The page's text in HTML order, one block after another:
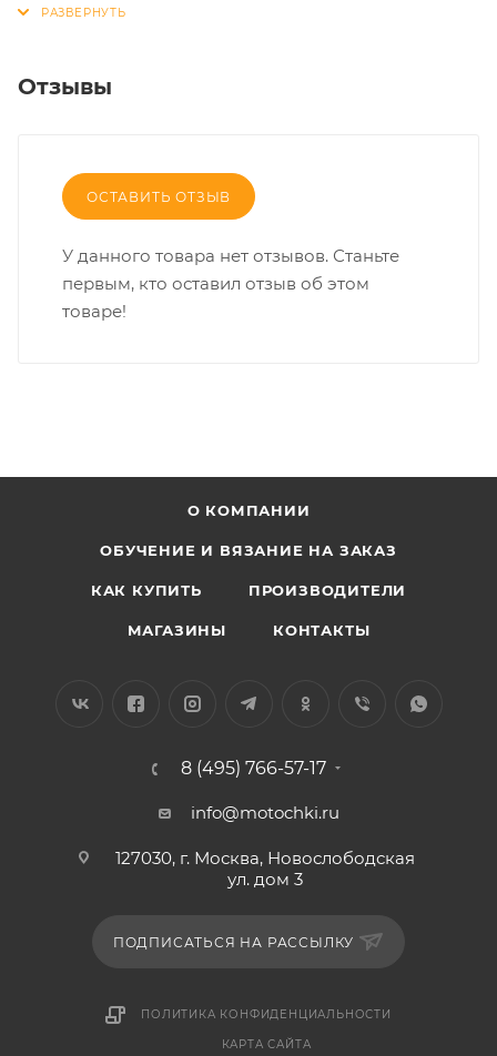
Отзывы
ОСТАВИТЬ ОТЗЫВ
У данного товара нет отзывов. Станьте
первым, кто оставил отзыв об этом
товаре!
О КОМПАНИИ
ОБУЧЕНИЕ И ВЯЗАНИЕ НА ЗАКАЗ
КАК КУПИТЬ ПРОИЗВОДИТЕЛИ
МАГАЗИНЫ КОНТАКТЫ
8 (495) 766-57-17
info@motochki.ru
127030, г. Москва, Новослободская
ул. дом 3
ПОДПИСАТЬСЯ НА РАССЫЛКУ
ПОЛИТИКА КОНФИДЕНЦИАЛЬНОСТИ
КАРТА САЙТА